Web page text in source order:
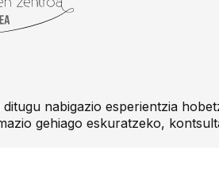
nabigazio esperientzia
gehiago eskuratzeko,